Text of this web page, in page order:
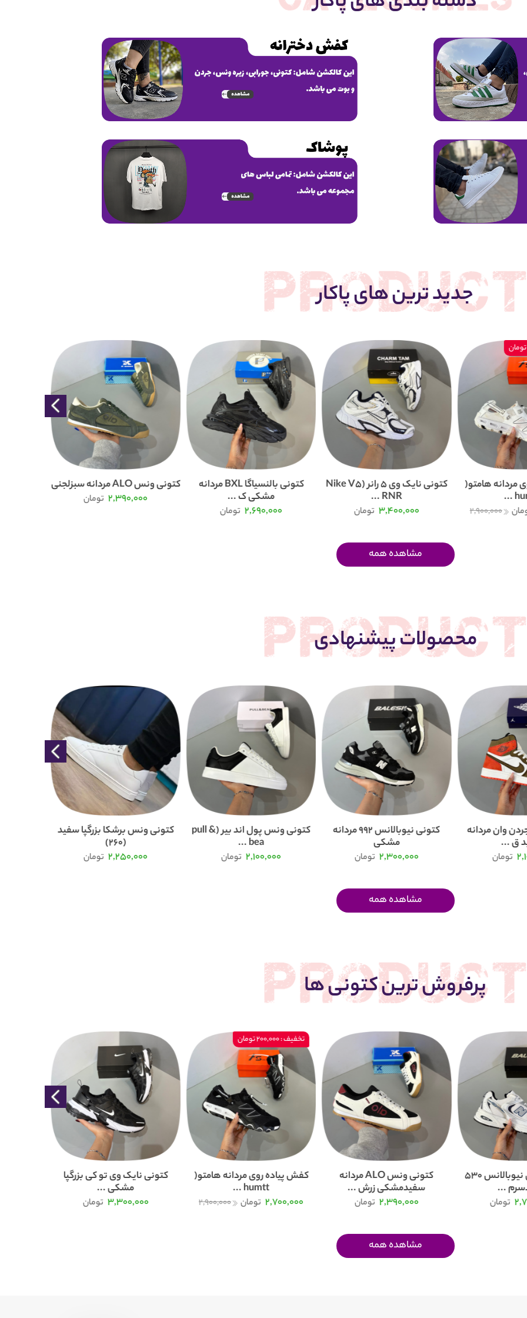
جدید ترین های پاکار
مردانه هامتو(
2,900,000
کتونی نایک وی 5 رانر (Nike V5
RNR ...
3,400,000 تومان
کتونی بالنسیاگا BXL مردانه
مشکی ک ...
2,690,000 تومان
کتونی ونس ALO مردانه سبزلجنی
2,390,000 تومان
مشاهده همه
محصولات پیشنهادی
وان مردانه
ق ...
تومان
کتونی نیوبالانس 992 مردانه
مشکی
2,300,000 تومان
کتونی ونس پول اند بیر (pull &
bea ...
2,100,000 تومان
کتونی ونس برشکا بزرگپا سفید
(260)
2,250,000 تومان
مشاهده همه
پرفروش ترین کتونی ها
کفش و کتونی نیوبالانس 530
...
تومان
کتونی ونس ALO مردانه
سفیدمشکی زرش ...
2,390,000 تومان
تخفیف : 200,000 تومان
کفش پیاده روی مردانه هامتو(
humtt ...
2,700,000 تومان 2,900,000
کتونی نایک وی تو کی بزرگپا
مشکی ...
3,300,000 تومان
مشاهده همه